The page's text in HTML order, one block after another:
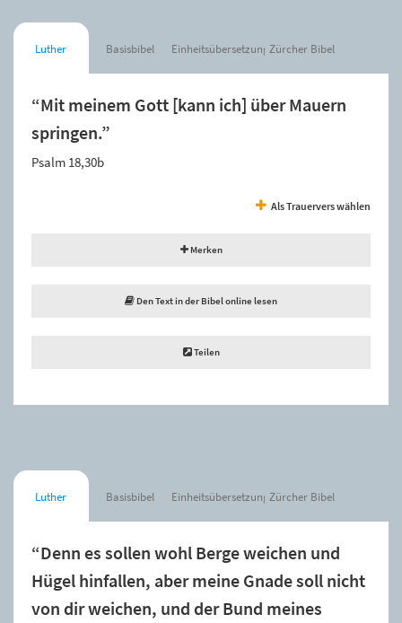
Luther Basisbibel Einheitsübersetzung Zürcher Bibel
“Mit meinem Gott [kann ich] über Mauern
springen.”
Psalm 18,30b
Als Trauervers wählen
Merken
Den Text in der Bibel online lesen
Teilen
Luther Basisbibel Einheitsübersetzung Zürcher Bibel
“Denn es sollen wohl Berge weichen und
Hügel hinfallen, aber meine Gnade soll nicht
von dir weichen, und der Bund meines